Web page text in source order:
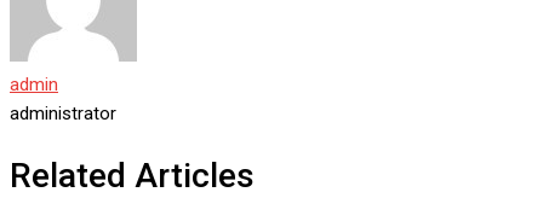
admin
administrator
Related Articles